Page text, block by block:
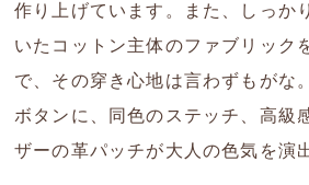
作り上げています。また、しっか
いたコットン主体のファブリック
で、その穿き心地は言わずもがな
ボタンに、同色のステッチ、高級
ザーの革パッチが大人の色気を演